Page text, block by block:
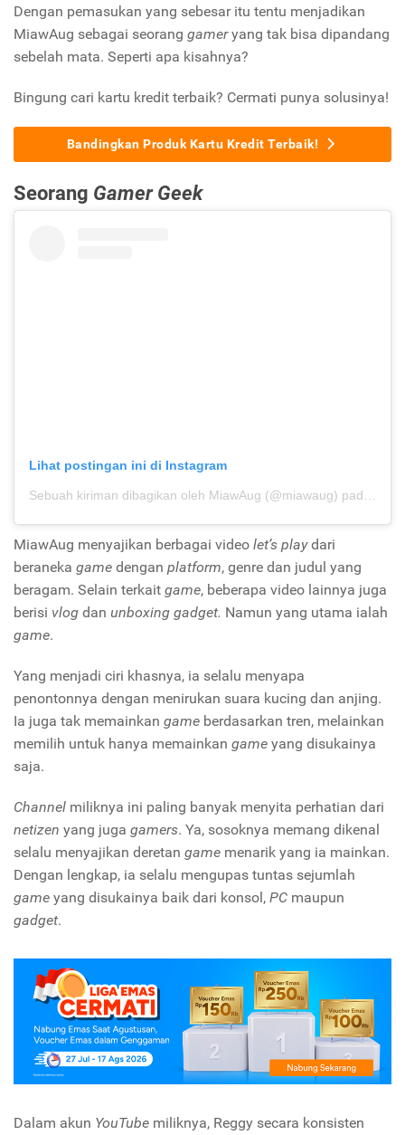
Dengan pemasukan yang sebesar itu tentu menjadikan
MiawAug sebagai seorang gameryang tak bisa dipandang
sebelah mata. Seperti apa kisahnya?
Bingung cari kartu kredit terbaik? Cermati punya solusinya!
Bandingkan Produk Kartu Kredit Terbaik!
Seorang Gamer Geek
Lihat postingan ini di Instagram
Sebuah kiriman dibagikan oleh MiawAug (@miawaug) pada
MiawAug menyajikan berbagai video let’s playdari
beraneka game dengan platform, genre dan judul yang
beragam. Selain terkait game, beberapa video lainnya juga
berisi vlog dan unboxing gadget. Namun yang utama ialah
game.
Yang menjadi ciri khasnya, ia selalu menyapa
penontonnya dengan menirukan suara kucing dan anjing.
Ia juga tak memainkan game berdasarkan tren, melainkan
memilih untuk hanya memainkan game yang disukainya
saja.
Channel miliknya ini paling banyak menyita perhatian dari
netizen yang juga gamers. Ya, sosoknya memang dikenal
selalu menyajikan deretan game menarik yang ia mainkan.
Dengan lengkap, ia selalu mengupas tuntas sejumlah
game yang disukainya baik dari konsol, PC maupun
gadget.
Dalam akun YouTube miliknya, Reggy secara konsisten